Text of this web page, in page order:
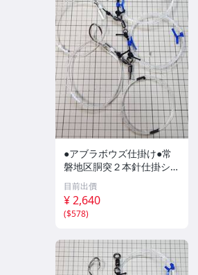
●アブラボウズ仕掛け●常
磐地区胴突２本針仕掛ショ
ート仕様（単針仕様）４０
－５０号●
目前出價
¥ 2,640
($578)